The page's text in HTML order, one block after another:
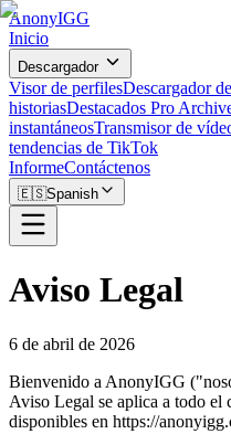
AnonyIGG
Inicio
Descargador
Visor de perfilesDescargador
historiasDestacados Pro
instantáneosTransmisor de
tendencias de TikTok
InformeContáctenos
🇪🇸Spanish
Aviso Legal
6 de abril de 2026
Bienvenido a AnonyIGG
Aviso Legal se aplica a todo el
disponibles en https://